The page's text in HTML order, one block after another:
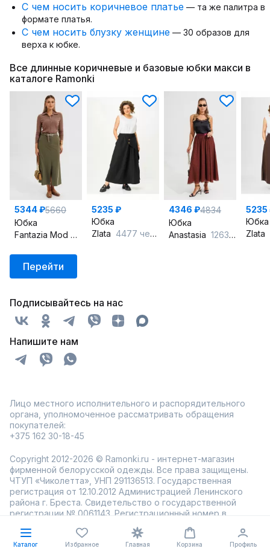
С чем носить коричневое платье — та же палитра в
формате платья.
С чем носить блузку женщине — 30 образов для
верха к юбке.
Все длинные коричневые и базовые юбки макси в
каталоге Ramonki
5344 ₽5660
Юбка
Fantazia Mod5523/1
5235 ₽
Юбка
Zlata 4477 черный
4346 ₽4834
Юбка
Anastasia 1263.1 терракот_принт
5235
Юбка
Zlata
Перейти
Подписывайтесь на нас
Напишите нам
Лицо местного исполнительного и распорядительного
органа, уполномоченное рассматривать обращения
покупателей:
+375 162 30-18-45
Copyright 2012-2026 © Ramonki.ru - интернет-магазин
фирменной белорусской одежды. Все права защищены.
ЧТУП «Чиколетта», УНП 291136513. Государственная
регистрация от 12.10.2012 Администрацией Ленинского
района г. Бреста. Свидетельство о государственной
регистрации № 0061143. Регистрационный номер в
Ленинского района г. Бреста. Юр. адрес: Республика
Беларусь, г.Брест, ул. Буденного 17/1.
Каталог Избранное Главная Корзина Профиль